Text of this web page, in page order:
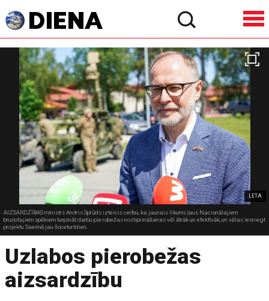
LETA
AIZSARDZĪBAS ministrs Andris Sprūds izteicis cerību, ka jaunais likums ļaus Nacionālajiem
bruņotajiem spēkiem turpināt darbu pie robežas nostiprināšanas vēl ātrāk un efektīvāk, un vēlas iesniegt
projektu Saeimā jau šoceturtdien.
Uzlabos pierobežas
aizsardzību